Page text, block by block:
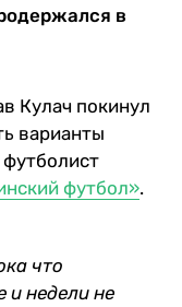
в
Кулач покинул
варианты
футбол».
что
и недели не